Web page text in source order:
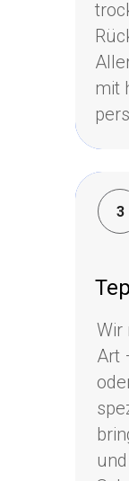
3
3
Wir
Art
Wir
Art
mit
mit